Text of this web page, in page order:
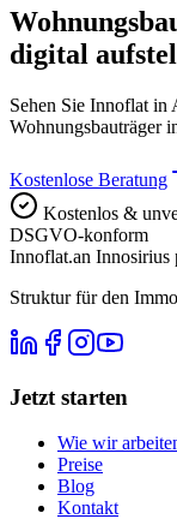
digital
Sehen Sie Innoflat
Wohnungsbauträger
Kostenlose Beratung
Kostenlos &
DSGVO-konform
Innoflat.an Innosirius
Struktur für den
Jetzt starten
Wie wir
Preise
Blog
Kontakt